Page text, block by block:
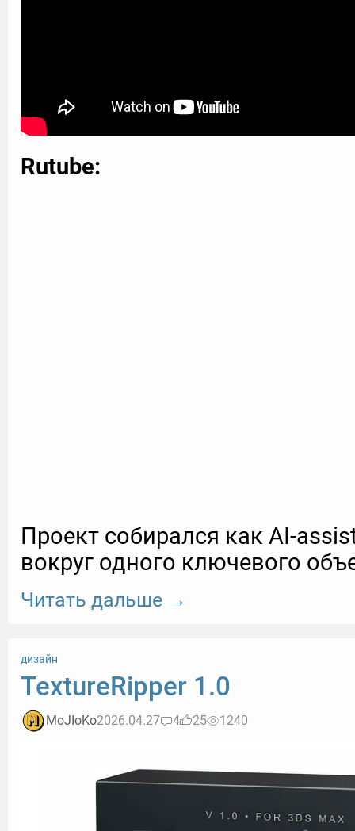
Rutube:
Проект собирался как AI-
вокруг одного ключевого
Читать дальше →
дизайн
TextureRipper 1.0
MoJIoKo2026.04.27 4 25 1240